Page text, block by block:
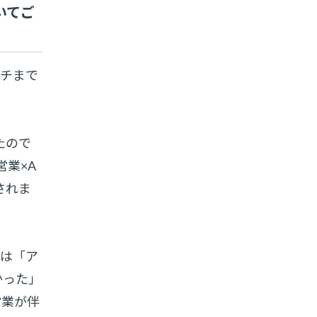
てご
まで
ので
業×A
れま
「ア
た」
が伴